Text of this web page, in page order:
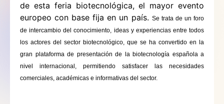
de esta feria biotecnológica, el mayor evento
europeo con base fija en un país. Se trata de un foro
de intercambio del conocimiento, ideas y experiencias entre todos
los actores del sector biotecnológico, que se ha convertido en la
gran plataforma de presentación de la biotecnología española a
nivel internacional, permitiendo satisfacer las necesidades
comerciales, académicas e informativas del sector.